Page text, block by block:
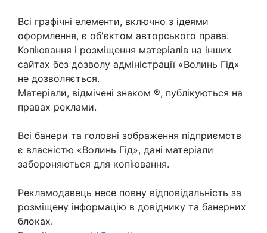
Всі графічні елементи, включно з ідеями
оформлення, є об'єктом авторського права.
Копіювання і розміщення матеріалів на інших
сайтах без дозволу адміністрації «Волинь Гід»
не дозволяється.
Матеріали, відмічені знаком ℗, публікуються на
правах реклами.
Всі банери та головні зображення підприємств
є власністю «Волинь Гід», дані матеріали
забороняються для копіювання.
Рекламодавець несе повну відповідальність за
розміщену інформацію в довіднику та банерних
блоках.